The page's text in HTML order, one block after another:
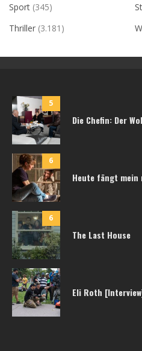
Sport (345)
Thriller (3.181)
5
Die Chefin: Der
6
Heute fängt mein
6
The Last House
Eli Roth